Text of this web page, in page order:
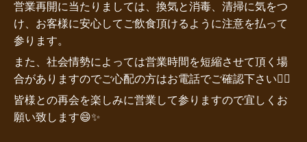
営業再開に当たりましては、換気と消毒、清掃に気をつ
け、お客様に安心してご飲食頂けるように注意を払って
参ります。
また、社会情勢によっては営業時間を短縮させて頂く場
合がありますのでご心配の方はお電話でご確認下さい🙇‍♀️
皆様との再会を楽しみに営業して参りますので宜しくお
願い致します😄✨